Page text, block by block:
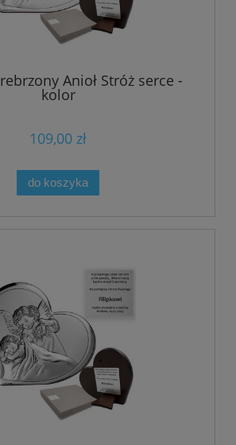
Anioł Stróż serce -
kolor
109,00 zł
do koszyka